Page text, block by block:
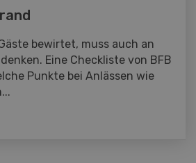
bewirtet, muss auch an
Eine Checkliste von BFB
Punkte bei Anlässen wie